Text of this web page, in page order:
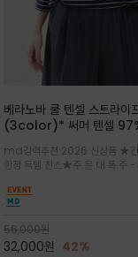
베라노바 쿨 텐셀 스트라이
(3color)* 써머 텐셀
소재
md강력추천 2026 신상품 ★간
한정 득템 찬스★주.문.대.폭.주 -
있는 드롭숄더와 7부 소매가 더해
자연스럽게 커버해주는 아이템/얇
치감으로 편안
56,000원
32,000원 42%